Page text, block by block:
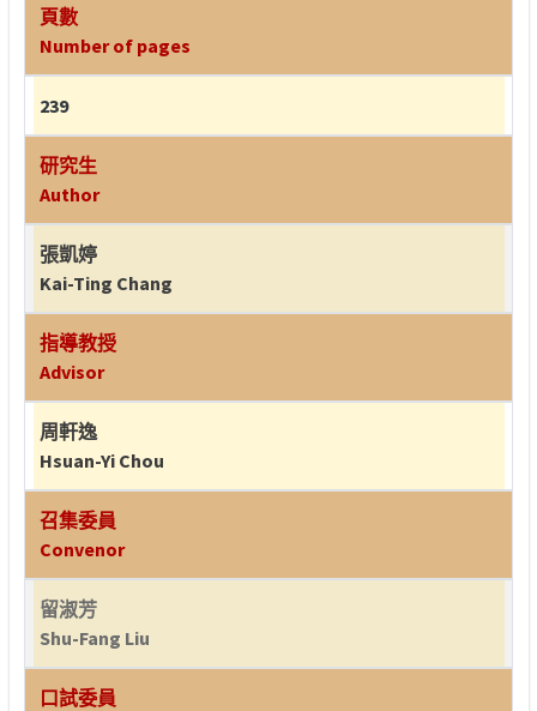
頁數
Number of pages
239
研究生
Author
張凱婷
Kai-Ting Chang
指導教授
Advisor
周軒逸
Hsuan-Yi Chou
召集委員
Convenor
留淑芳
Shu-Fang Liu
口試委員